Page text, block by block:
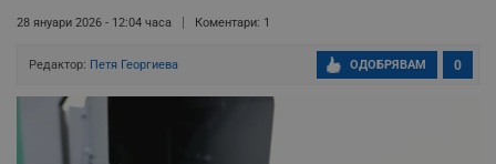
28 януари 2026 - 12:04 часа Коментари: 1
Редактор: Петя Георгиева 0
ОДОБРЯВАМ